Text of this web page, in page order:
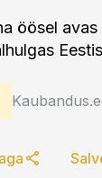
öösel